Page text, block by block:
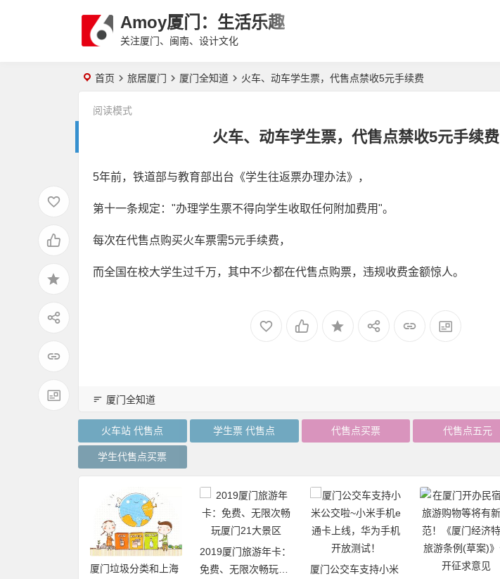
Amoy厦门：生活乐趣
关注厦门、闽南、设计文化
首页 旅居厦门 厦门全知道 火车、动车学生票，代售点禁收5元手续费
火车、动车学生票，代售点禁收5元手续费
阅读模式
5年前，铁道部与教育部出台《学生往返票办理办法》，
第十一条规定："办理学生票不得向学生收取任何附加费用"。
每次在代售点购买火车票需5元手续费，
而全国在校大学生过千万，其中不少都在代售点购票，违规收费金额惊人。
厦门全知道
火车站 代售点 学生票 代售点 代售点买票 代售点五元
学生代售点买票
厦门垃圾分类和上海
2019厦门旅游年卡：
免费、无限次畅玩厦
厦门公交车支持小米